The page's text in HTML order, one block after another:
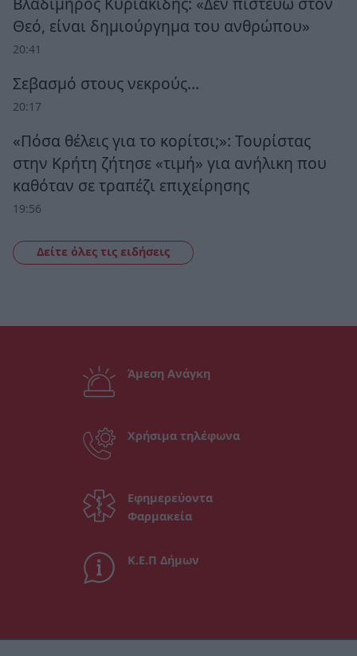
Θεό, είναι δημιούργημα του ανθρώπου»
20:41
Σεβασμό στους νεκρούς…
20:17
«Πόσα θέλεις για το κορίτσι;»: Τουρίστας
στην Κρήτη ζήτησε «τιμή» για ανήλικη που
καθόταν σε τραπέζι επιχείρησης
19:56
Δείτε όλες τις ειδήσεις
Άμεση Ανάγκη
Χρήσιμα τηλέφωνα
Εφημερεύοντα
Φαρμακεία
Κ.Ε.Π Δήμων